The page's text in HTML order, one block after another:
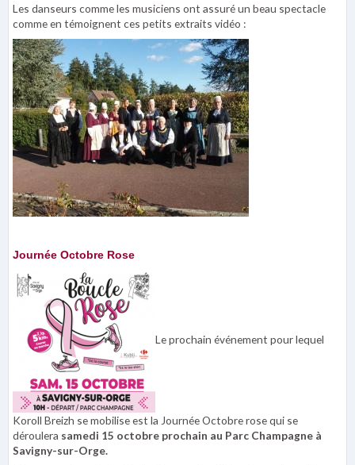
Les danseurs comme les musiciens ont assuré un beau spectacle
comme en témoignent ces petits extraits vidéo :
Journée Octobre Rose
Le prochain événement pour lequel
Koroll Breizh se mobilise est la Journée Octobre rose qui se
déroulera samedi 15 octobre prochain au Parc Champagne à
Savigny-sur-Orge.